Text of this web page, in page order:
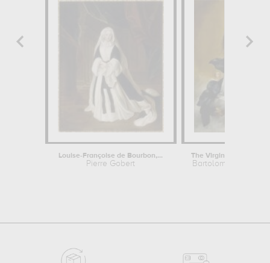
Louise-Françoise de Bourbon,...
Pierre Gobert
The Virgin of the
Bartolomé Esteban